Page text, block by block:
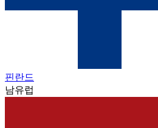
핀란드
남유럽